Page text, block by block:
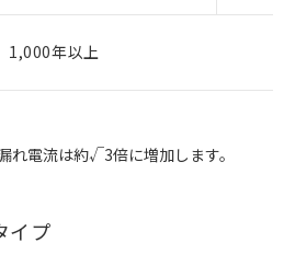
1,000年以上
れ電流は約√3倍に増加します。
イプ